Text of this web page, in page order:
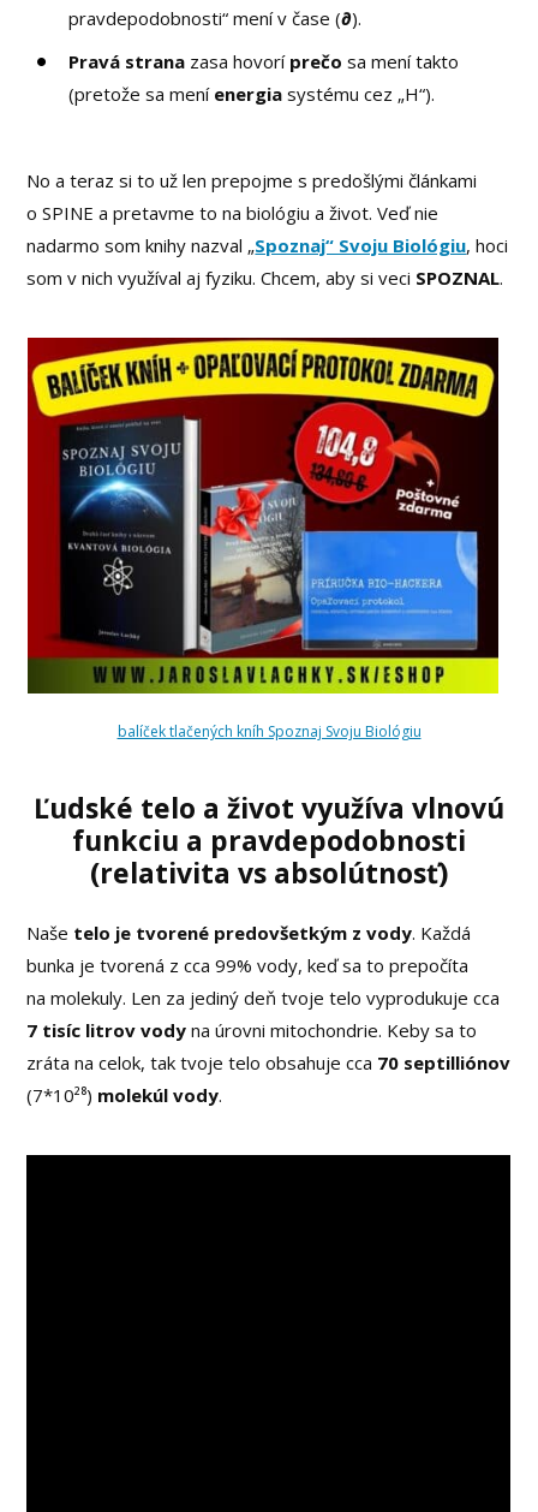
pravdepodobnosti“ mení v čase (∂).
Pravá strana zasa hovorí prečo sa mení takto
(pretože sa mení energia systému cez „H“).
No a teraz si to už len prepojme s predošlými článkami
o SPINE a pretavme to na biológiu a život. Veď nie
nadarmo som knihy nazval „Spoznaj“ Svoju Biológiu, hoci
som v nich využíval aj fyziku. Chcem, aby si veci SPOZNAL.
balíček tlačených kníh Spoznaj Svoju Biológiu
Ľudské telo a život využíva vlnovú
funkciu a pravdepodobnosti
(relativita vs absolútnosť)
Naše telo je tvorené predovšetkým z vody. Každá
bunka je tvorená z cca 99% vody, keď sa to prepočíta
na molekuly. Len za jediný deň tvoje telo vyprodukuje cca
7 tisíc litrov vody na úrovni mitochondrie. Keby sa to
zráta na celok, tak tvoje telo obsahuje cca 70 septilliónov
(7*10²⁸) molekúl vody.